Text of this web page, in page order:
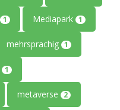
1 Mediapark 1
mehrsprachig 1
1
metaverse 2